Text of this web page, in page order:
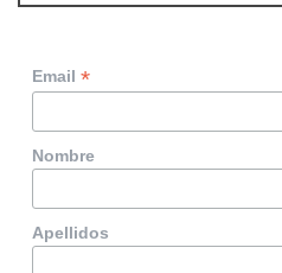
Email*
Nombre
Apellidos